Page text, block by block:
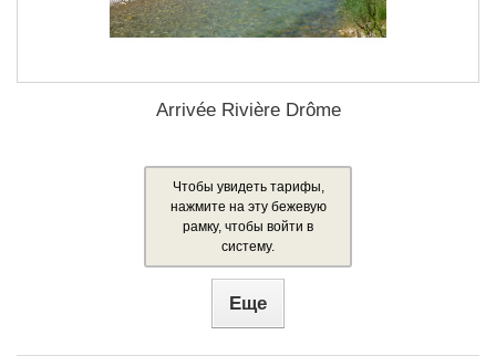
Arrivée Rivière Drôme
Чтобы увидеть тарифы,
нажмите на эту бежевую
рамку, чтобы войти в
систему.
Еще